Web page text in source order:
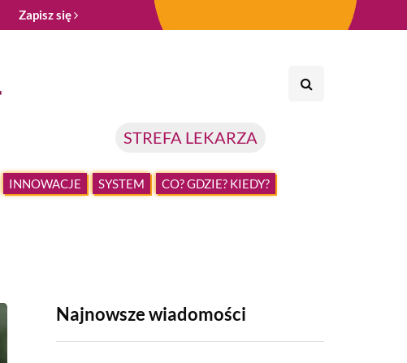
Zapisz się
STREFA LEKARZA
INNOWACJE SYSTEM CO? GDZIE? KIEDY?
Najnowsze wiadomości